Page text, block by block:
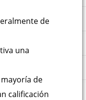
de
una
de
calificación